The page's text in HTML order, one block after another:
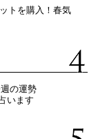
トを購入！春気
の運勢
います